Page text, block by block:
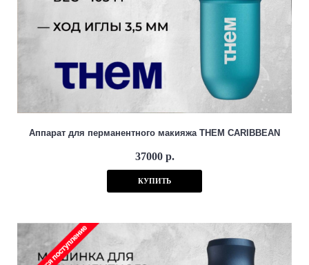
Аппарат для перманентного макияжа THEM CARIBBEAN
37000 р.
КУПИТЬ